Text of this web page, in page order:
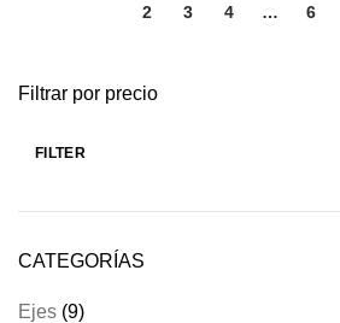
Filtrar por precio
FILTER
CATEGORÍAS
Ejes 99
2 3 4 … 6